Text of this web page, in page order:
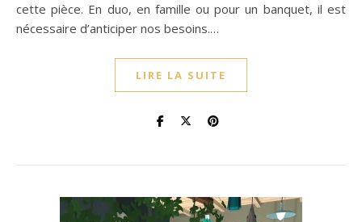
cette pièce. En duo, en famille ou pour un banquet, il est
nécessaire d’anticiper nos besoins.…
LIRE LA SUITE